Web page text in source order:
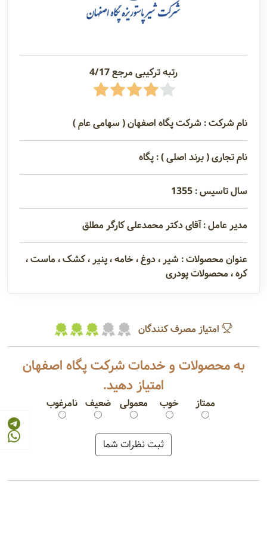
رتبه ترکیبی مرجع 4/17
نام شرکت : شرکت پگاه اصفهان ( سهامی عام )
نام تجاری ( برند اصلی ) : پگاه
سال تاسیس : 1355
مدیر عامل : آقای دکتر محمدعلی کارگر مطلق
عنوان محصولات : شیر ، دوغ ، خامه ، پنیر ، کشک ، ماست ،
کره ، محصولات پودری
امتیاز مصرف کنندگان
به محصولات و خدمات شرکت پگاه اصفهان
امتیاز دهید.
نامرغوب ضعیف معمولی خوب ممتاز